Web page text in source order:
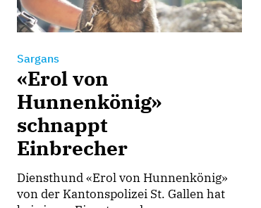
Sargans
«Erol von
Hunnenkönig»
schnappt
Einbrecher
Diensthund «Erol von Hunnenkönig»
von der Kantonspolizei St. Gallen hat